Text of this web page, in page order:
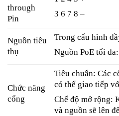
through
Pin
3 6 7 8 –
Nguồn tiêu
thụ
Trong cấu hình
Nguồn PoE tối
Chức năng
cổng
Tiêu chuẩn: Các
có thể giao tiếp
Chế độ mở rộng:
và nguồn sẽ lên